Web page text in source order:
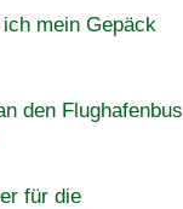
mein Gepäck
den Flughafenbus
für die